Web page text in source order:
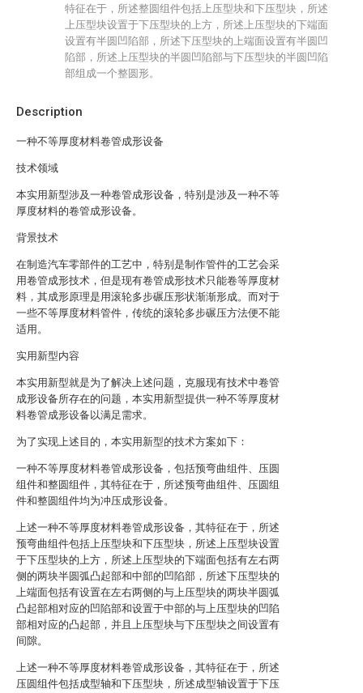
Description
一种不等厚度材料卷管成形设备
技术领域
本实用新型涉及一种卷管成形设备，特别是涉及一种不等
厚度材料的卷管成形设备。
背景技术
在制造汽车零部件的工艺中，特别是制作管件的工艺会采
用卷管成形技术，但是现有卷管成形技术只能卷等厚度材
料，其成形原理是用滚轮多步碾压形状渐渐形成。而对于
一些不等厚度材料管件，传统的滚轮多步碾压方法便不能
适用。
实用新型内容
本实用新型就是为了解决上述问题，克服现有技术中卷管
成形设备所存在的问题，本实用新型提供一种不等厚度材
料卷管成形设备以满足需求。
为了实现上述目的，本实用新型的技术方案如下：
一种不等厚度材料卷管成形设备，包括预弯曲组件、压圆
组件和整圆组件，其特征在于，所述预弯曲组件、压圆组
件和整圆组件均为冲压成形设备。
上述一种不等厚度材料卷管成形设备，其特征在于，所述
预弯曲组件包括上压型块和下压型块，所述上压型块设置
于下压型块的上方，所述上压型块的下端面包括有左右两
侧的两块半圆弧凸起部和中部的凹陷部，所述下压型块的
上端面包括有设置在左右两侧的与上压型块的两块半圆弧
凸起部相对应的凹陷部和设置于中部的与上压型块的凹陷
部相对应的凸起部，并且上压型块与下压型块之间设置有
间隙。
上述一种不等厚度材料卷管成形设备，其特征在于，所述
压圆组件包括成型轴和下压型块，所述成型轴设置于下压
特征在于，所述整圆组件包括上压型块和下压型块，所述
上压型块设置于下压型块的上方，所述上压型块的下端面
设置有半圆凹陷部，所述下压型块的上端面设置有半圆凹
陷部，所述上压型块的半圆凹陷部与下压型块的半圆凹陷
部组成一个整圆形。